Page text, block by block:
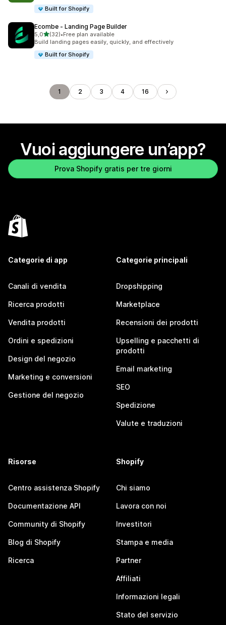
Built for Shopify
Ecombe ‑ Landing Page Builder
5,0stelle su 5
(32)
32 recensioni totali
•Free plan available
Build landing pages easily, quickly, and effectively
Built for Shopify
1 2 3 4 16
Vuoi aggiungere un’app?
Prova Shopify gratis per tre giorni
Categorie di app
Canali di vendita
Ricerca prodotti
Vendita prodotti
Ordini e spedizioni
Design del negozio
Marketing e conversioni
Gestione del negozio
Categorie principali
Dropshipping
Marketplace
Recensioni dei prodotti
Upselling e pacchetti di
prodotti
Email marketing
SEO
Spedizione
Valute e traduzioni
Risorse
Centro assistenza Shopify
Documentazione API
Community di Shopify
Blog di Shopify
Ricerca
Shopify
Chi siamo
Lavora con noi
Investitori
Stampa e media
Partner
Affiliati
Informazioni legali
Stato del servizio